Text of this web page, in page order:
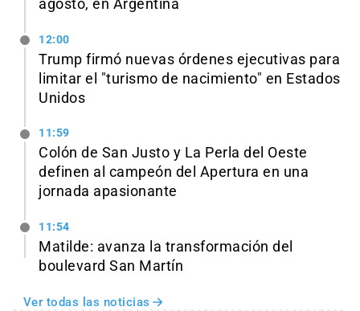
agosto, en Argentina
12:00
Trump firmó nuevas órdenes ejecutivas para
limitar el "turismo de nacimiento" en Estados
Unidos
11:59
Colón de San Justo y La Perla del Oeste
definen al campeón del Apertura en una
jornada apasionante
11:54
Matilde: avanza la transformación del
boulevard San Martín
Ver todas las noticias